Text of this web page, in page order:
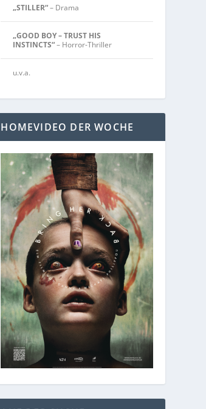
„STILLER“– Drama
„GOOD BOY – TRUST HIS
INSTINCTS“– Horror-Thriller
u.v.a.
HOMEVIDEO DER WOCHE